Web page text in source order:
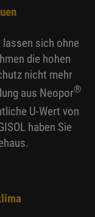
sich ohne
die hohen
nicht mehr
aus Neopor®
U-Wert von
haben Sie